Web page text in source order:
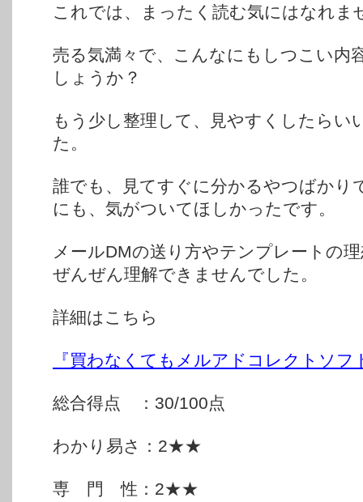
これでは、まったく読む気にはなれま
売る気満々で、こんなにもしつこい内
しょうか？
もう少し整理して、見やすくしたらい
た。
誰でも、見てすぐに分かるやつばかり
にも、気がついてほしかったです。
メールDMの送り方やテンプレートの
ぜんぜん理解できませんでした。
詳細はこちら
『買わなくてもメルアドコレクトソフ
総合得点 ：30/100点
わかり易さ：2★★
専 門 性：2★★